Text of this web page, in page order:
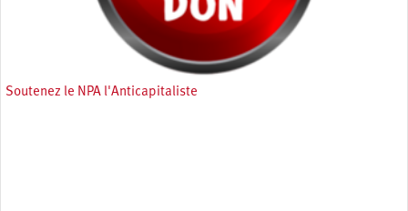
Soutenez le NPA l'Anticapitaliste